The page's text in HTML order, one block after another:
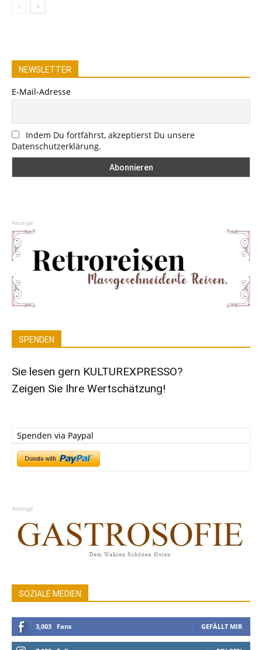
NEWSLETTER
E-Mail-Adresse
Indem Du fortfährst, akzeptierst Du unsere
Datenschutzerklärung.
Anzeige
SPENDEN
Sie lesen gern KULTUREXPRESSO?
Zeigen Sie Ihre Wertschätzung!
Spenden via Paypal
Anzeige
SOZIALE MEDIEN
3,003 Fans GEFÄLLT MIR